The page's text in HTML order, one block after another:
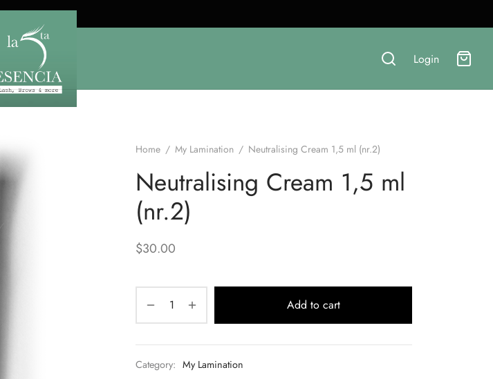
Login
Home / My Lamination / Neutralising Cream 1,5 ml (nr.2)
Neutralising Cream 1,5 ml
(nr.2)
$30.00
Add to cart
Category: My Lamination